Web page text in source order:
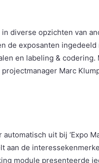
diverse opzichten van
de exposanten
en labeling &
Marc
uit bij ‘Expo
aan de
module presenteerde